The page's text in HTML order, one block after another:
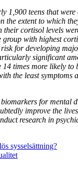
1,900 teens that
the extent to which
their cortisol levels
group with highest
for developing
significant
times more likely to
the least symptoms
for mental
improve the
research in
sysselsättning?